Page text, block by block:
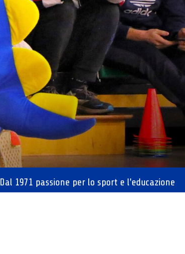
Dal 1971 passione per lo sport e l'educazione